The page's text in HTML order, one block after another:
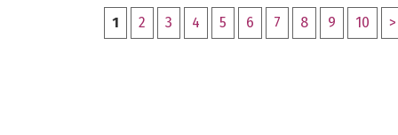
1 2 3 4 5 6 7 8 9 10 >